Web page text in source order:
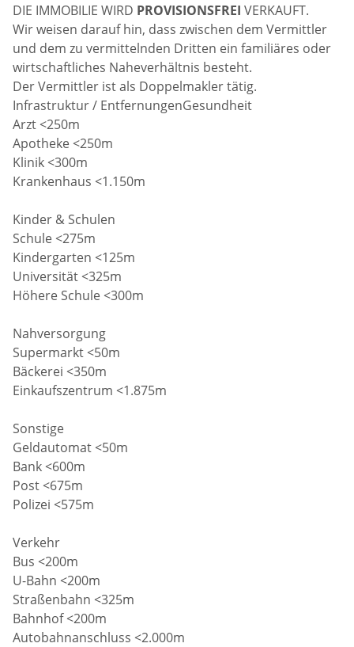
DIE IMMOBILIE WIRD PROVISIONSFREI VERKAUFT.
Wir weisen darauf hin, dass zwischen dem Vermittler
und dem zu vermittelnden Dritten ein familiäres oder
wirtschaftliches Naheverhältnis besteht.
Der Vermittler ist als Doppelmakler tätig.
Infrastruktur / EntfernungenGesundheit
Arzt <250m
Apotheke <250m
Klinik <300m
Krankenhaus <1.150m
Kinder & Schulen
Schule <275m
Kindergarten <125m
Universität <325m
Höhere Schule <300m
Nahversorgung
Supermarkt <50m
Bäckerei <350m
Einkaufszentrum <1.875m
Sonstige
Geldautomat <50m
Bank <600m
Post <675m
Polizei <575m
Verkehr
Bus <200m
U-Bahn <200m
Straßenbahn <325m
Bahnhof <200m
Autobahnanschluss <2.000m